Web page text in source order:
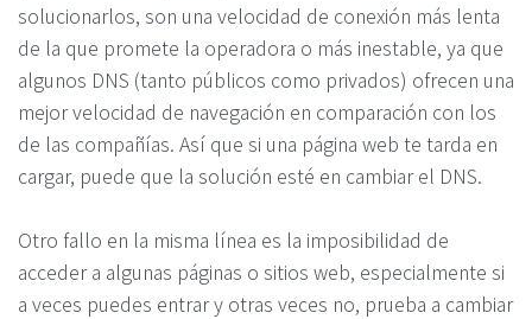
solucionarlos, son una velocidad de conexión más lenta
de la que promete la operadora o más inestable, ya que
algunos DNS (tanto públicos como privados) ofrecen una
mejor velocidad de navegación en comparación con los
de las compañías. Así que si una página web te tarda en
cargar, puede que la solución esté en cambiar el DNS.
Otro fallo en la misma línea es la imposibilidad de
acceder a algunas páginas o sitios web, especialmente si
a veces puedes entrar y otras veces no, prueba a cambiar